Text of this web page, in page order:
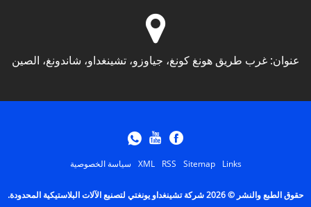
عنوان: غرب طريق هونغ كونغ، جياوزو، تشينغداو، شاندونغ، الصين
Links
Sitemap
RSS
XML سياسة الخصوصية
حقوق الطبع والنشر © 2026 شركة تشينغداو يونغتي لتصنيع الآلات البلاستيكية المحدودة.